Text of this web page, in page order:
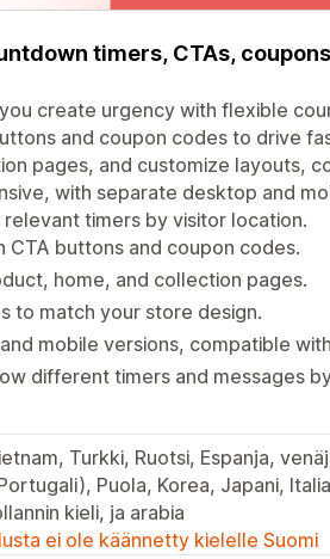
timers, CTAs,
create urgency with flexible
and coupon codes to drive
pages, and customize layouts,
with separate desktop and
timers by visitor location.
buttons and coupon codes.
home, and collection pages.
to match your store design.
mobile versions, compatible
different timers and messages
Turkki, Ruotsi, Espanja,
Puola, Korea, Japani,
kieli, ja arabia
ei ole käännetty kielelle Suomi